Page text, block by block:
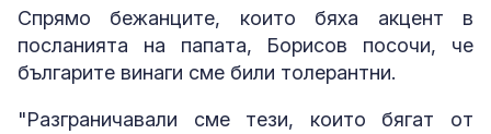
Спрямо бежанците, които бяха акцент в
посланията на папата, Борисов посочи, че
българите винаги сме били толерантни.
"Разграничавали сме тези, които бягат от